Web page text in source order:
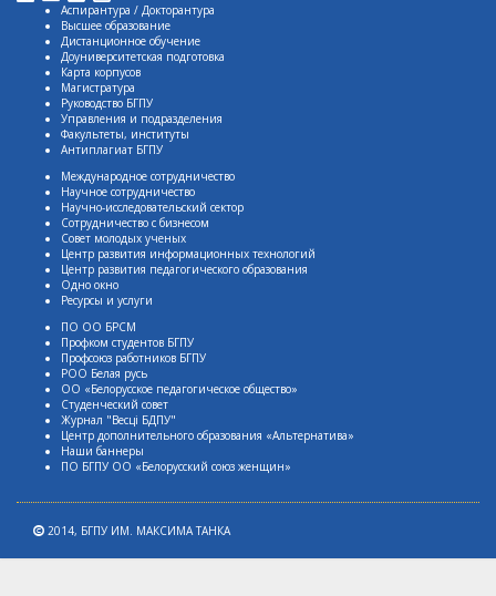
Аспирантура / Докторантура
Высшее образование
Дистанционное обучение
Доуниверситетская подготовка
Карта корпусов
Магистратура
Руководство БГПУ
Управления и подразделения
Факультеты, институты
Антиплагиат БГПУ
Международное сотрудничество
Научное сотрудничество
Научно-исследовательский сектор
Сотрудничество с бизнесом
Совет молодых ученых
Центр развития информационных технологий
Центр развития педагогического образования
Одно окно
Ресурсы и услуги
ПО ОО БРСМ
Профком студентов БГПУ
Профсоюз работников БГПУ
РОО Белая русь
ОО «Белорусское педагогическое общество»
Студенческий совет
Журнал "Весцi БДПУ"
Центр дополнительного образования «Альтернатива»
Наши баннеры
ПО БГПУ ОО «Белорусский союз женщин»
2014, БГПУ ИМ. МАКСИМА ТАНКА